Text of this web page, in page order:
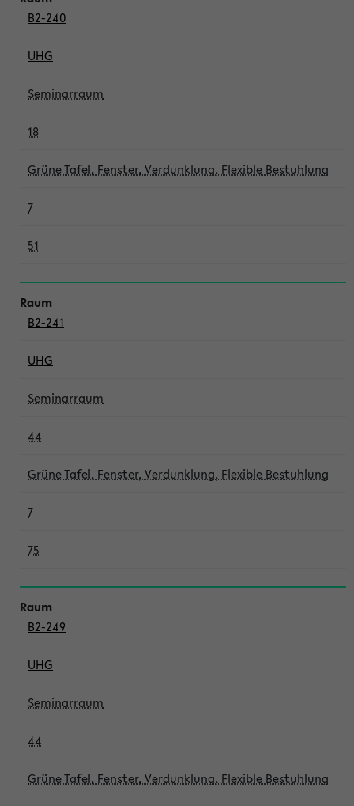
B2-240
UHG
Seminarraum
18
Grüne Tafel, Fenster, Verdunklung, Flexible Bestuhlung
7
51
B2-241
UHG
Seminarraum
44
Grüne Tafel, Fenster, Verdunklung, Flexible Bestuhlung
7
75
B2-249
UHG
Seminarraum
44
Grüne Tafel, Fenster, Verdunklung, Flexible Bestuhlung